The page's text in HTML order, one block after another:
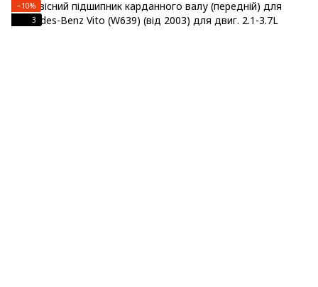
−10%
3